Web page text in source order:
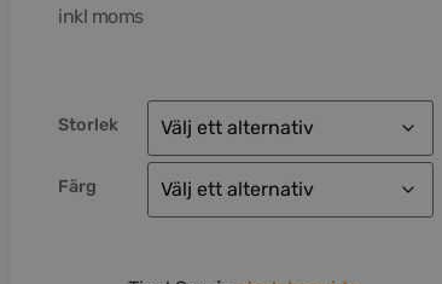
inkl moms
Storlek
Färg